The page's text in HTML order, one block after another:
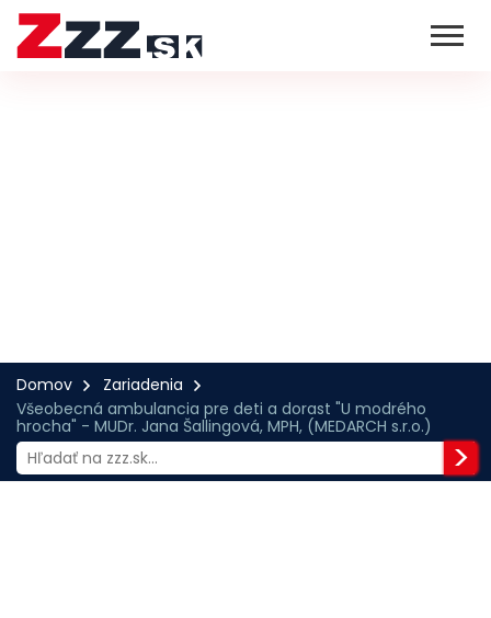
Domov
Zariadenia
Všeobecná ambulancia pre deti a dorast "U modrého
hrocha" - MUDr. Jana Šallingová, MPH, (MEDARCH s.r.o.)